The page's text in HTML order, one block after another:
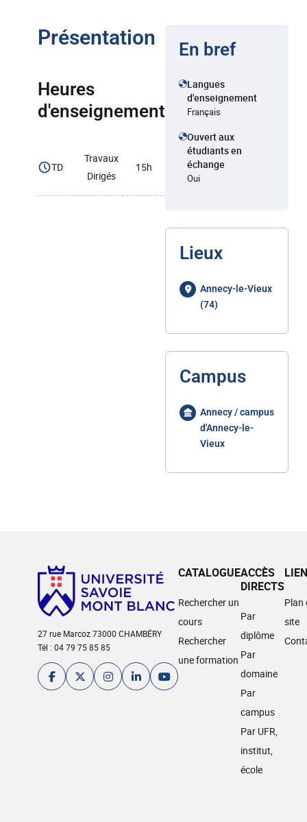
Présentation
Heures
d'enseignement
TD
Travaux
Dirigés
15h
En bref
Langues
d'enseignement
Français
Ouvert aux
étudiants en
échange
Oui
Lieux
Annecy-le-Vieux
(74)
Campus
Annecy / campus
d'Annecy-le-
Vieux
27 rue Marcoz 73000 CHAMBÉRY
Tél : 04 79 75 85 85
CATALOGUE
Rechercher un
cours
Rechercher
une formation
ACCÈS
DIRECTS
Par
diplôme
Par
domaine
Par
campus
Par UFR,
institut,
école
Plan
site